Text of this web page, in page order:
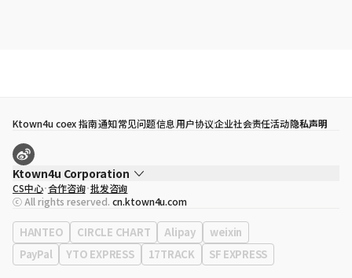
Ktown4u coex 指南通知常见问题信息用户协议企业社会责任活动隐私声明
Ktown4u Corporation
代表
宋効珉
营业执照 120-87-71116
公司地址 首尔特别市 江南区 岭东大路 513号 3楼 （三成洞， coex)
CS中心 合作咨询 批发咨询
ⓒ All rights reserved. cn.ktown4u.com
HANTEO CIRCLE CHART Alipay
weixin
PayPal
YTO EXPRESS 17TRACK SF EXPRESS